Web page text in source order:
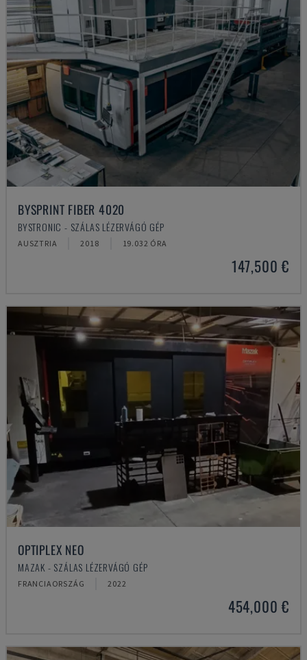
BYSPRINT FIBER 4020
BYSTRONIC - SZÁLAS LÉZERVÁGÓ GÉP
AUSZTRIA 2018 19.032 ÓRA
147,500 €
OPTIPLEX NEO
MAZAK - SZÁLAS LÉZERVÁGÓ GÉP
FRANCIAORSZÁG 2022
454,000 €